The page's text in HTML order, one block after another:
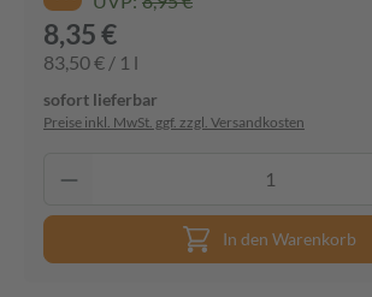
8,35 €
83,50 € / 1 l
sofort lieferbar
Preise inkl. MwSt. ggf. zzgl. Versandkosten
In den Warenkorb